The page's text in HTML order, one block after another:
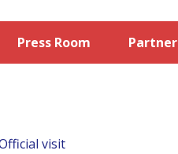
Press Room Partner
visit